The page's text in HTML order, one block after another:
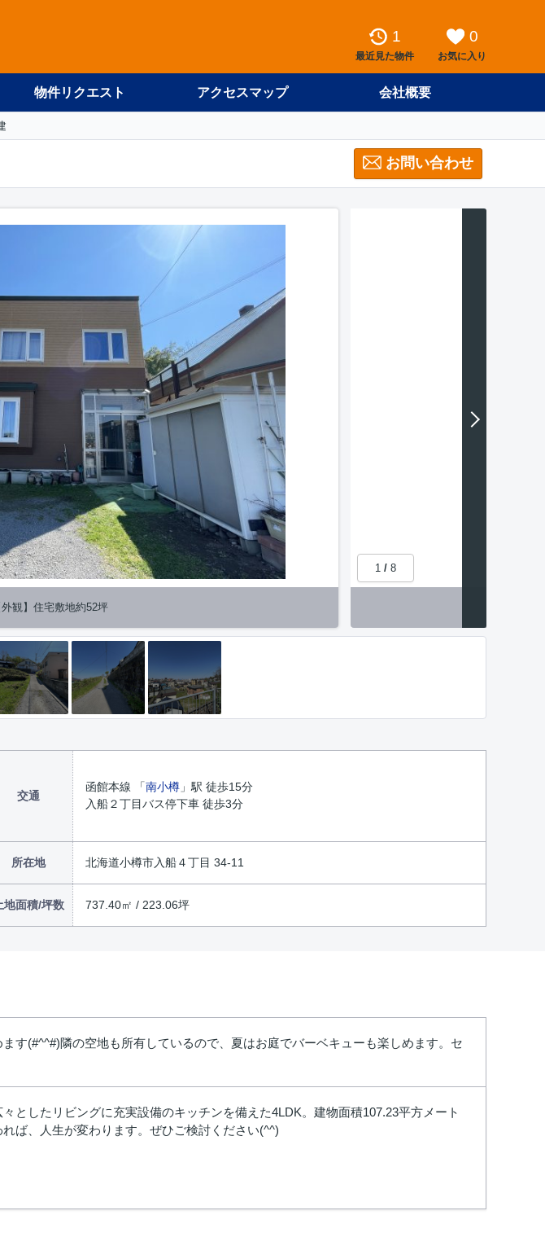
1
最近見た物件
0
お気に入り
物件リクエスト アクセスマップ 会社概要
お問い合わせ
1 / 8
外観】住宅敷地約52坪
交通
函館本線 「南小樽 」駅 徒歩15分
入船２丁目バス停下車 徒歩3分
所在地 北海道小樽市入船４丁目 34-11
地面積/坪数 737.40㎡ / 223.06坪
す(#^^#)隣の空地も所有しているので、夏はお庭でバーベキューも楽しめます。セ
としたリビングに充実設備のキッチンを備えた4LDK。建物面積107.23平方メート
ば、人生が変わります。ぜひご検討ください(^^)